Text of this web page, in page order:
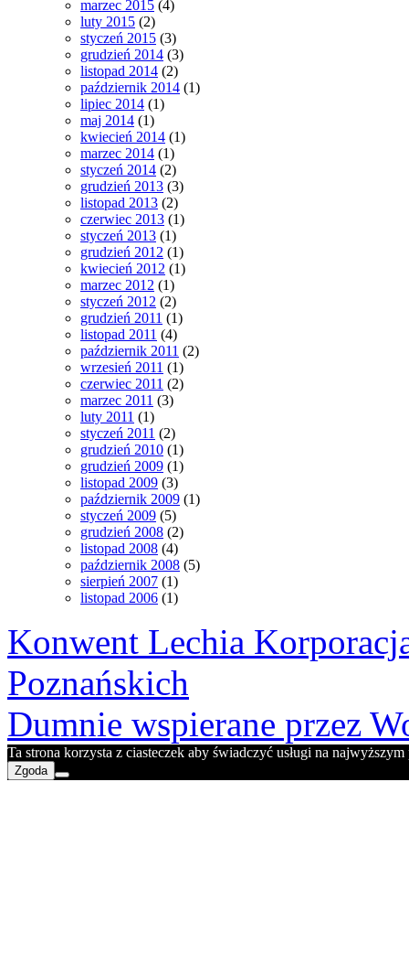
marzec 2015 (4)
luty 2015 (2)
styczeń 2015 (3)
grudzień 2014 (3)
listopad 2014 (2)
październik 2014 (1)
lipiec 2014 (1)
maj 2014 (1)
kwiecień 2014 (1)
marzec 2014 (1)
styczeń 2014 (2)
grudzień 2013 (3)
listopad 2013 (2)
czerwiec 2013 (1)
styczeń 2013 (1)
grudzień 2012 (1)
kwiecień 2012 (1)
marzec 2012 (1)
styczeń 2012 (2)
grudzień 2011 (1)
listopad 2011 (4)
październik 2011 (2)
wrzesień 2011 (1)
czerwiec 2011 (2)
marzec 2011 (3)
luty 2011 (1)
styczeń 2011 (2)
grudzień 2010 (1)
grudzień 2009 (1)
listopad 2009 (3)
październik 2009 (1)
styczeń 2009 (5)
grudzień 2008 (2)
listopad 2008 (4)
październik 2008 (5)
sierpień 2007 (1)
listopad 2006 (1)
Konwent Lechia
Poznańskich
Dumnie wspierane przez
Ta strona korzysta z ciasteczek aby świadczyć usługi na
Zgoda